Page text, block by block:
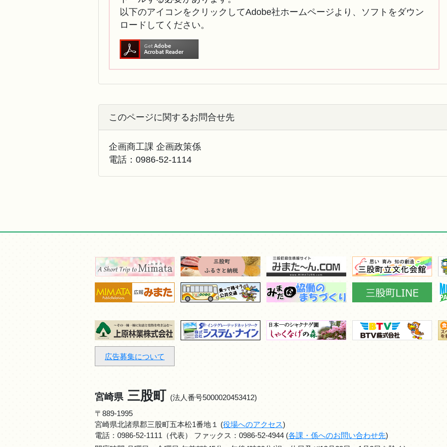
以下のアイコンをクリックしてAdobe社ホームページより、ソフトをダウン
ロードしてください。
このページに関するお問合せ先
企画商工課 企画政策係
電話： 0986-52-1114
広告募集について
宮崎県 三股町 (法人番号5000020453412)
〒889-1995
宮崎県北諸県郡三股町五本松1番地１ (役場へのアクセス)
電話： 0986-52-1111 （代表） ファックス：0986-52-4944 (各課・係へのお問い合わせ先)